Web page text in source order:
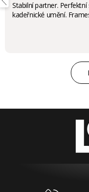
Stabilní partner.
kadeřnické umění.